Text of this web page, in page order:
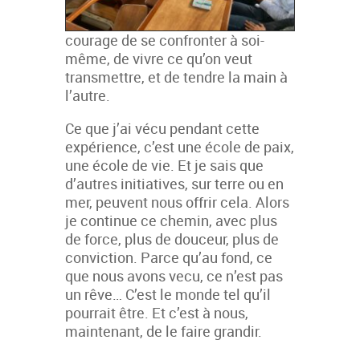
courage de se confronter à soi-
même, de vivre ce qu’on veut
transmettre, et de tendre la main à
l’autre.
Ce que j’ai vécu pendant cette
expérience, c’est une école de paix,
une école de vie. Et je sais que
d’autres initiatives, sur terre ou en
mer, peuvent nous offrir cela. Alors
je continue ce chemin, avec plus
de force, plus de douceur, plus de
conviction. Parce qu’au fond, ce
que nous avons vecu, ce n’est pas
un rêve… C’est le monde tel qu’il
pourrait être. Et c’est à nous,
maintenant, de le faire grandir.